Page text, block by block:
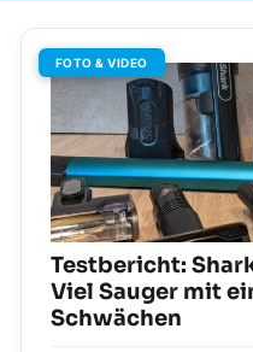
Testbericht: Shark
Viel Sauger mit
Schwächen
FOTO & VIDEO